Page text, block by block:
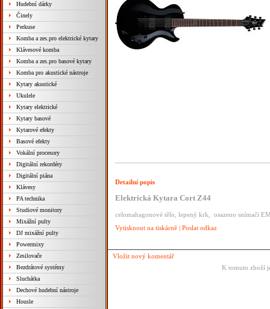
Hudební dárky
Činely
Perkuse
Komba a zes.pro elektrické kytary
Klávesové komba
Komba a zes.pro basové kytary
Komba pro akustické nástroje
Kytary akustické
Ukulele
Kytary elektrické
Kytary basové
Kytarové efekty
Basové efekty
Vokální procesory
Digitální rekordéry
Digitální piána
Klávesy
PA technika
Studiové monitory
Mixážní pulty
DJ mixážní pulty
Powermixy
Zesilovače
Bezdrátové systémy
Sluchátka
Dechové hudební nástroje
Housle
Detailní popis
Elektrická Kytara Cort Z44
celomahagonové tělo, lepený krk, osazeno snímači
Vytisknout na tiskárně | Poslat odkaz
Vložit nový komentář
K tomuto zboží